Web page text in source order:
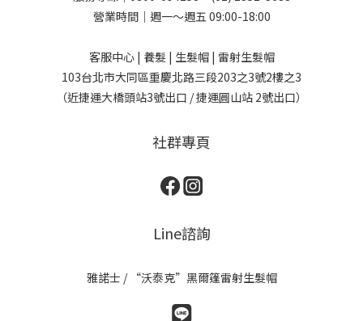
營業時間｜週一～週五 09:00-18:00
客服中心 | 養髮 | 生髮帽 | 雷射生髮帽
103台北市大同區重慶北路三段203之3號2樓之3
（近捷運大橋頭站3號出口 / 捷運圓山站 2號出口）
社群專頁
Line諮詢
雅諾士 / “沃泰克”黑爾篷雷射生髮帽